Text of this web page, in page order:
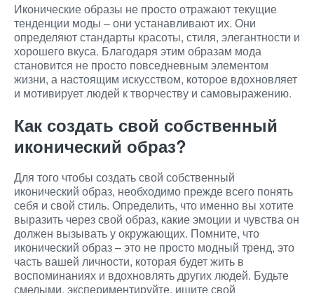
Иконические образы не просто отражают текущие
тенденции моды – они устанавливают их. Они
определяют стандарты красоты, стиля, элегантности и
хорошего вкуса. Благодаря этим образам мода
становится не просто повседневным элементом
жизни, а настоящим искусством, которое вдохновляет
и мотивирует людей к творчеству и самовыражению.
Как создать свой собственный
иконический образ?
Для того чтобы создать свой собственный
иконический образ, необходимо прежде всего понять
себя и свой стиль. Определить, что именно вы хотите
выразить через свой образ, какие эмоции и чувства он
должен вызывать у окружающих. Помните, что
иконический образ – это не просто модный тренд, это
часть вашей личности, которая будет жить в
воспоминаниях и вдохновлять других людей. Будьте
смелыми, экспериментируйте, ищите свой